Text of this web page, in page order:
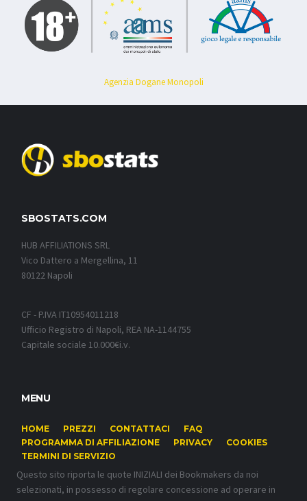
Agenzia Dogane Monopoli
SBOSTATS.COM
HUB AFFILIATIONS SRL
Vico Dattero a Mergellina, 11
80122 Napoli
CF - P.IVA IT10954011218
Ufficio Registro di Napoli, REA NA-1144755
Capitale sociale 10.000€i.v.
MENU
HOME PREZZI CONTATTACI
FAQ
PROGRAMMA DI AFFILIAZIONE
PRIVACY
COOKIES
TERMINI DI SERVIZIO
Questo sito riporta le quote INIZIALI dei Bookmakers da noi
selezionati, in possesso di regolare concessione ad operare in